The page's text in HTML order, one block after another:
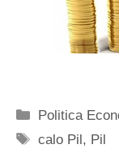
Categorie
Politica
Tag
calo Pil , Pil